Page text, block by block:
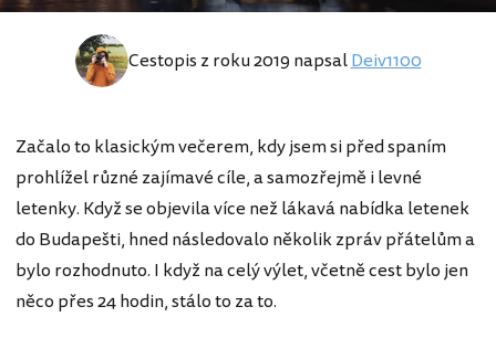
Cestopis z roku 2019 napsalDeiv1100
Začalo to klasickým večerem, kdy jsem si před spaním
prohlížel různé zajímavé cíle, a samozřejmě i levné
letenky. Když se objevila více než lákavá nabídka letenek
do Budapešti, hned následovalo několik zpráv přátelům a
bylo rozhodnuto. I když na celý výlet, včetně cest bylo jen
něco přes 24 hodin, stálo to za to.